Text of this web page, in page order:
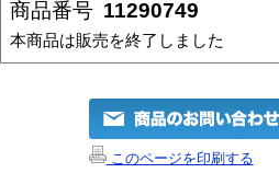
商品番号 11290749
本商品は販売を終了しました
このページを印刷する